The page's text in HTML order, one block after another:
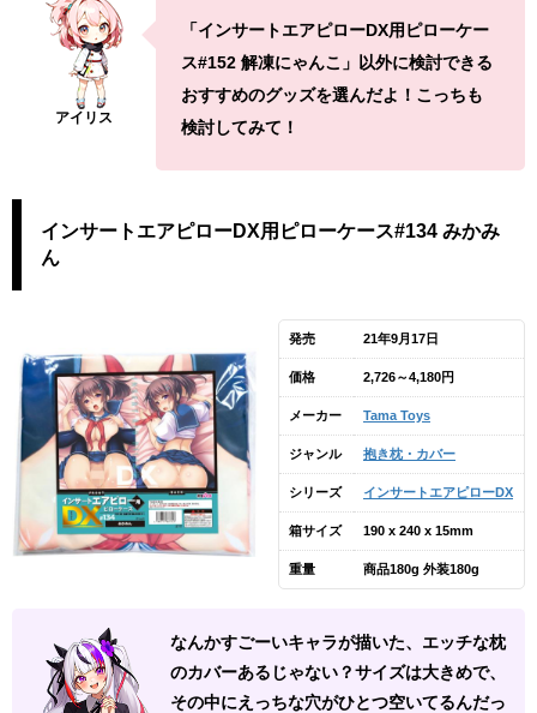
「インサートエアピローDX用ピローケー
ス#152 解凍にゃんこ」以外に検討できる
おすすめのグッズを選んだよ！こっちも
検討してみて！
インサートエアピローDX用ピローケース#134 みかみ
ん
発売 21年9月17日
価格 2,726～4,180円
メーカー Tama Toys
ジャンル 抱き枕・カバー
シリーズ インサートエアピローDX
箱サイズ 190 x 240 x 15mm
重量 商品180g 外装180g
なんかすごーいキャラが描いた、エッチな枕
のカバーあるじゃない？サイズは大きめで、
その中にえっちな穴がひとつ空いてるんだっ